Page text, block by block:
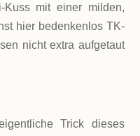
Kuss mit einer milden,
hier bedenkenlos TK-
nicht extra aufgetaut
Trick dieses